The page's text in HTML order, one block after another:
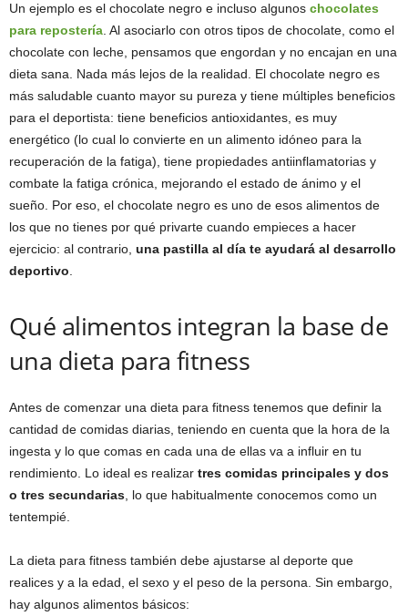
Un ejemplo es el chocolate negro e incluso algunos chocolates
para repostería . Al asociarlo con otros tipos de chocolate, como el
chocolate con leche, pensamos que engordan y no encajan en una
dieta sana. Nada más lejos de la realidad. El chocolate negro es
más saludable cuanto mayor su pureza y tiene múltiples beneficios
para el deportista: tiene beneficios antioxidantes, es muy
energético (lo cual lo convierte en un alimento idóneo para la
recuperación de la fatiga), tiene propiedades antiinflamatorias y
combate la fatiga crónica, mejorando el estado de ánimo y el
sueño. Por eso, el chocolate negro es uno de esos alimentos de
los que no tienes por qué privarte cuando empieces a hacer
ejercicio: al contrario, una pastilla al día te ayudará al desarrollo
deportivo
Qué alimentos integran la base de
una dieta para fitness
Antes de comenzar una dieta para fitness tenemos que definir la
cantidad de comidas diarias, teniendo en cuenta que la hora de la
ingesta y lo que comas en cada una de ellas va a influir en tu
rendimiento. Lo ideal es realizar tres comidas principales y dos
o tres secundarias , lo que habitualmente conocemos como un
tentempié.
La dieta para fitness también debe ajustarse al deporte que
realices y a la edad, el sexo y el peso de la persona. Sin embargo,
hay algunos alimentos básicos: